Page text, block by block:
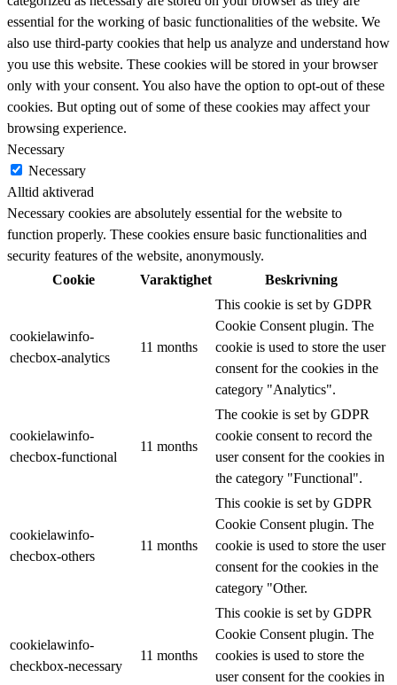
essential for the working of basic functionalities of the website. We
also use third-party cookies that help us analyze and understand how
you use this website. These cookies will be stored in your browser
only with your consent. You also have the option to opt-out of these
cookies. But opting out of some of these cookies may affect your
browsing experience.
Necessary
Necessary
Alltid aktiverad
Necessary cookies are absolutely essential for the website to
function properly. These cookies ensure basic functionalities and
security features of the website, anonymously.
Cookie
Varaktighet Beskrivning
cookielawinfo-
checbox-analytics
11 months
This cookie is set by GDPR
Cookie Consent plugin. The
cookie is used to store the user
consent for the cookies in the
category "Analytics".
cookielawinfo-
checbox-functional
11 months
The cookie is set by GDPR
cookie consent to record the
user consent for the cookies in
the category "Functional".
cookielawinfo-
checbox-others
11 months
This cookie is set by GDPR
Cookie Consent plugin. The
cookie is used to store the user
consent for the cookies in the
category "Other.
cookielawinfo-
checkbox-necessary
11 months
This cookie is set by GDPR
Cookie Consent plugin. The
cookies is used to store the
user consent for the cookies in